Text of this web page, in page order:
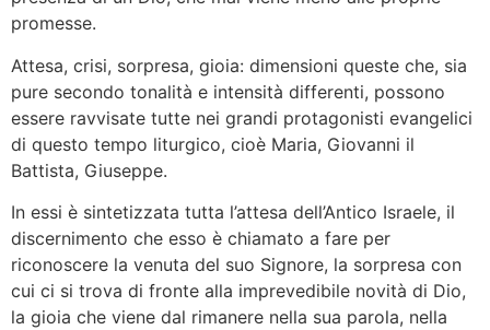
promesse.
Attesa, crisi, sorpresa, gioia: dimensioni queste che, sia
pure secondo tonalità e intensità differenti, possono
essere ravvisate tutte nei grandi protagonisti evangelici
di questo tempo liturgico, cioè Maria, Giovanni il
Battista, Giuseppe.
In essi è sintetizzata tutta l’attesa dell’Antico Israele, il
discernimento che esso è chiamato a fare per
riconoscere la venuta del suo Signore, la sorpresa con
cui ci si trova di fronte alla imprevedibile novità di Dio,
la gioia che viene dal rimanere nella sua parola, nella